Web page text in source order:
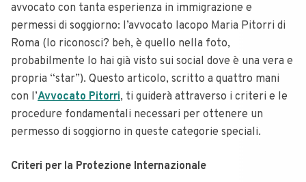
avvocato con tanta esperienza in immigrazione e
permessi di soggiorno: l’avvocato Iacopo Maria Pitorri di
Roma (lo riconosci? beh, è quello nella foto,
probabilmente lo hai già visto sui social dove è una vera e
propria “star”). Questo articolo, scritto a quattro mani
con l’Avvocato Pitorri, ti guiderà attraverso i criteri e le
procedure fondamentali necessari per ottenere un
permesso di soggiorno in queste categorie speciali.
Criteri per la Protezione Internazionale